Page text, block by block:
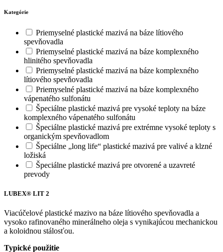
Kategórie
Priemyselné plastické mazivá na báze lítiového
spevňovadla
Priemyselné plastické mazivá na báze komplexného
hlinitého spevňovadla
Priemyselné plastické mazivá na báze komplexného
lítiového spevňovadla
Priemyselné plastické mazivá na báze komplexného
vápenatého sulfonátu
Špeciálne plastické mazivá pre vysoké teploty na báze
komplexného vápenatého sulfonátu
Špeciálne plastické mazivá pre extrémne vysoké teploty s
organickým spevňovadlom
Špeciálne „long life“ plastické mazivá pre valivé a klzné
ložiská
Špeciálne plastické mazivá pre otvorené a uzavreté
prevody
LUBEX® LIT 2
Viacúčelové plastické mazivo na báze lítiového spevňovadla a
vysoko rafinovaného minerálneho oleja s vynikajúcou mechanickou
a koloidnou stálosťou.
Typické použitie